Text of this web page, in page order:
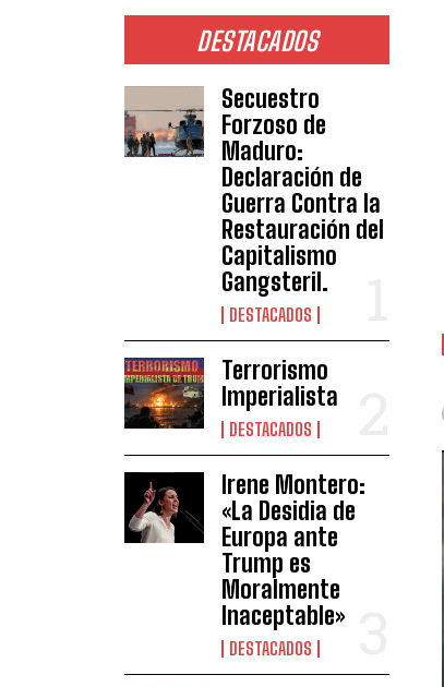
DESTACADOS
Secuestro
Forzoso de
Maduro:
Declaración de
Guerra Contra la
Restauración del
Capitalismo
Gangsteril.
DESTACADOS
Terrorismo
Imperialista
DESTACADOS
Irene Montero:
«La Desidia de
Europa ante
Trump es
Moralmente
Inaceptable»
DESTACADOS